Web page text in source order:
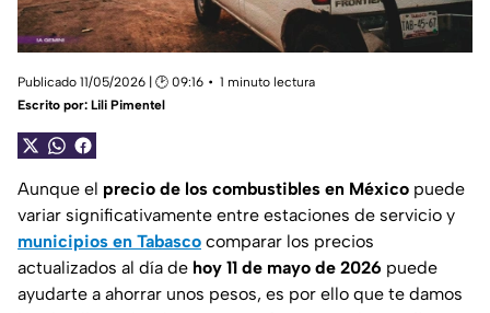
Publicado 11/05/2026 | 🕑 09:16
1 minuto lectura
Escrito por: Lili Pimentel
Aunque el precio de los combustibles en México puede
variar significativamente entre estaciones de servicio y
municipios en Tabasco comparar los precios
actualizados al día de hoy 11 de mayo de 2026 puede
ayudarte a ahorrar unos pesos, es por ello que te damos